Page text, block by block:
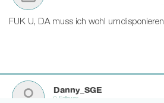
FUK U, DA muss ich wohl umdisponieren
Danny_SGE
0 Follower